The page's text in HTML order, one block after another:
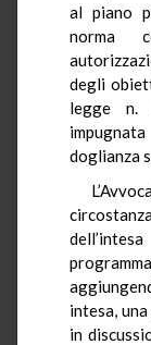
al piano
norma
degli
legge n.
doglianza
intesa,
in